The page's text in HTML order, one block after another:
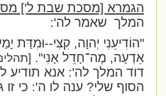
הגמרא [מסכת שבת ל']
המלך שאמר לה':
"הוֹדִיעֵנִי יְהוָה, קִצִּי--וּמִדַּת
אֵדְעָה, מֶה־חָדֵל אָנִי". [תהלים
דוד המלך לה': אנא תודיע לי
הסוף שלי? ענה לו ה': כי זו